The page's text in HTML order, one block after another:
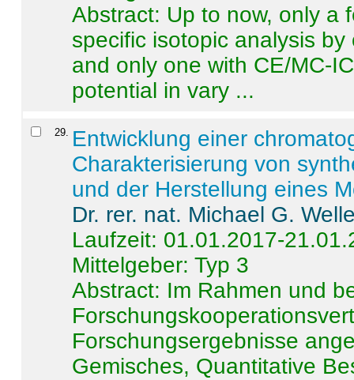
Abstract: Up to now, only a
specific isotopic analysis
and only one with CE/MC-
potential in vary ...
29. Entwicklung einer
Charakterisierung von
und der Herstellung eines
Dr. rer. nat. Michael G.
Laufzeit: 01.01.2017-
Mittelgeber: Typ 3
Abstract: Im Rahmen und
Forschungsergebnisse
Gemisches, Quantitative